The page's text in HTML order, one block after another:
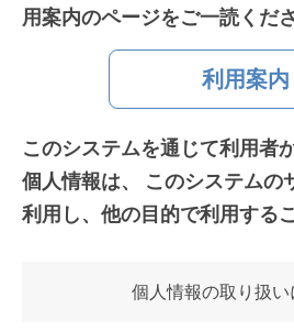
用案内のページをご一読くださ
利用案内
このシステムを通じて利用者
個人情報は、
このシステムの
利用し、他の目的で利用する
個人情報の取り扱い